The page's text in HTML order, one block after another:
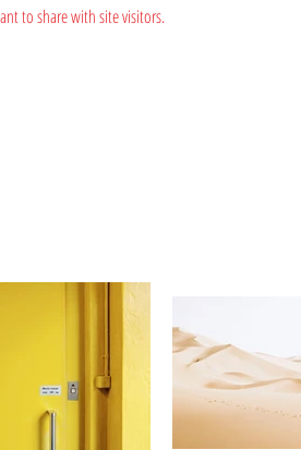
to share with site visitors.